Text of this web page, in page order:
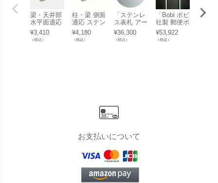
梁・天井部
水平面適応
ステンレス
製「CUチェ
アハンモッ
¥3,410
（税込）
柱・梁 側面
適応 ステン
レス製「CU
ハンモック
用 取付金具
¥4,180
（税込）
「ステンレ
ス表札 アー
ク＆フリー
09」
¥36,300
（税込）
「Bobi ボビ
社製 郵便ポ
スト専用ス
タンドポー
ル ボビラウ
¥53,922
（税込）
「ス
お支払いについて